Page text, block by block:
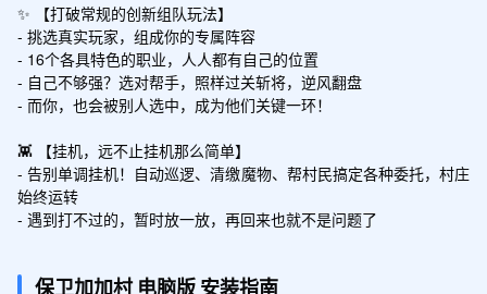
✨ 【打破常规的创新组队玩法】
- 挑选真实玩家，组成你的专属阵容
- 16个各具特色的职业，人人都有自己的位置
- 自己不够强？选对帮手，照样过关斩将，逆风翻盘
- 而你，也会被别人选中，成为他们关键一环！
👾 【挂机，远不止挂机那么简单】
- 告别单调挂机！自动巡逻、清缴魔物、帮村民搞定各种委托，村庄
始终运转
- 遇到打不过的，暂时放一放，再回来也就不是问题了
保卫加加村 电脑版 安装指南